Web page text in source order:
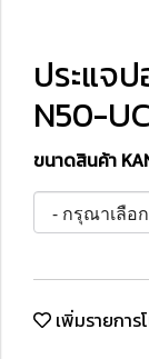
ประแจ
N50-UC
ขนาดสินค้า
เพิ่มรายการ